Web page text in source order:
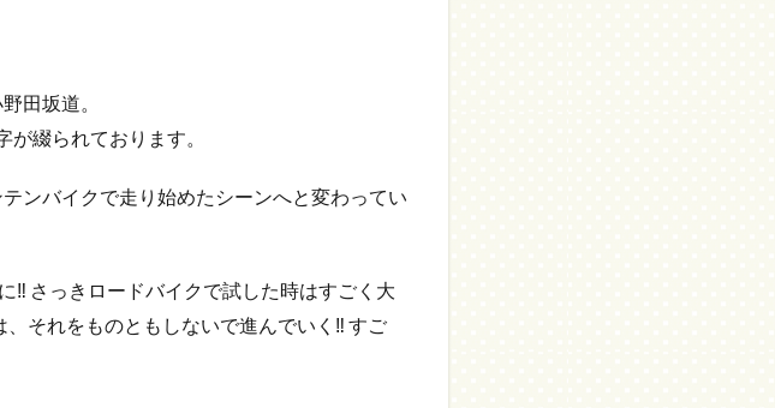
田坂道。
が綴られております。
ンバイクで走り始めたシーンへと変わってい
‼ さっきロードバイクで試した時はすごく大
それをものともしないで進んでいく‼ すご